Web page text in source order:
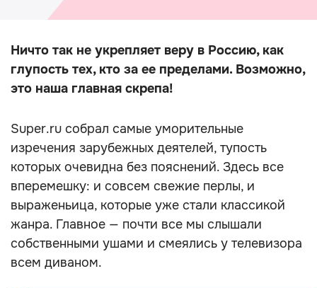
Ничто так не укрепляет веру в Россию, как
глупость тех, кто за ее пределами. Возможно,
это наша главная скрепа!
Super.ru собрал самые уморительные
изречения зарубежных деятелей, тупость
которых очевидна без пояснений. Здесь все
вперемешку: и совсем свежие перлы, и
выраженьица, которые уже стали классикой
жанра. Главное — почти все мы слышали
собственными ушами и смеялись у телевизора
всем диваном.